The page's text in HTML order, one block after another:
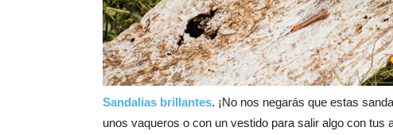
Sandalias brillantes. ¡No nos negarás que estas
unos vaqueros o con un vestido para salir algo con tus